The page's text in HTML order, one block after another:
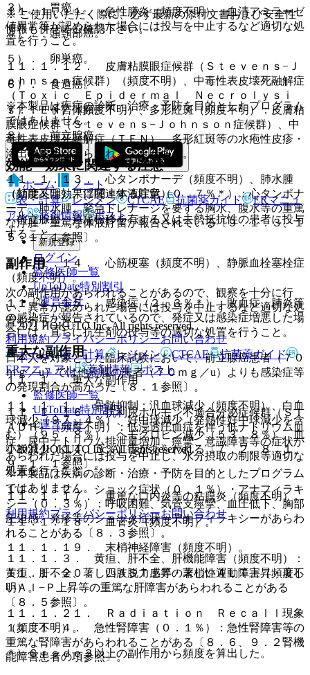
１１．１．１１． 急性膵炎（頻度不明）：血清アミラーゼ
値異常等が認められた場合には投与を中止するなど適切な処
置を行うこと。
１１．１．１２． 皮膚粘膜眼症候群（Ｓｔｅｖｅｎｓ−Ｊ
ｏｈｎｓｏｎ症候群）（頻度不明）、中毒性表皮壊死融解症
（Ｔｏｘｉｃ Ｅｐｉｄｅｒｍａｌ Ｎｅｃｒｏｌｙｓｉ
ｓ：ＴＥＮ）（頻度不明）、多形紅斑（頻度不明）：皮膚粘
膜眼症候群（Ｓｔｅｖｅｎｓ−Ｊｏｈｎｓｏｎ症候群）、中
毒性表皮壊死融解症（ＴＥＮ）、多形紅斑等の水疱性皮疹・
滲出性皮疹があらわれることがある。
１１．１．１３． 心タンポナーデ（頻度不明）、肺水腫
（頻度不明）、浮腫・体液貯留（０．７％＊）：心タンポナ
ーデ、肺水腫、緊急ドレナージを要する胸水、腹水等の重篤
な浮腫・重篤な体液貯留が報告されている〔９．１．３、１
５．１．１参照〕。
１１．１．１４． 心筋梗塞（頻度不明）、静脈血栓塞栓症
（頻度不明）。
１１．１．１５． 感染症（２．３％＊）：敗血症、肺炎等
の感染症が報告されているので、発症又は感染症増悪した場
合には、直ちに抗生剤の投与等の適切な処置を行うこと。
日本人を対象とした臨床試験において、前立腺癌患者（７０
ｍｇ／u）では他癌腫の患者（７０ｍｇ／u）よりも感染症等
の発現割合が高かった〔８．１参照〕。
１１．１．１６． 抗利尿ホルモン不適合分泌症候群（ＳＩ
ＡＤＨ）（頻度不明）：低浸透圧血症を伴う低ナトリウム血
症、尿中ナトリウム排泄量増加、痙攣、意識障害等の症状が
あらわれた場合には投与を中止し、水分摂取の制限等適切な
処置を行うこと。
１１．１．１７． 重篤な口内炎等の粘膜炎（頻度不明）。
１１．１．１８． 血管炎（頻度不明）。
１１．１．１９． 末梢神経障害（頻度不明）。
１１．１．２０． 四肢脱力感等の末梢性運動障害（頻度不
明）。
１１．１．２１． Ｒａｄｉａｔｉｏｎ Ｒｅｃａｌｌ現象
（頻度不明）。
＊）Ｇｒａｄｅ３以上の副作用から頻度を算出した。
３）． 胃癌。
４）． 頭頸部癌。
５）． 卵巣癌。
６）． 食道癌。
７）． 子宮体癌。
８）． 前立腺癌。
効能・効果に関連する注意
（効能又は効果に関連する注意）
〈前立腺癌〉遠隔転移を有する又は去勢抵抗性の患者に投与
すること。
副作用
次の副作用があらわれることがあるので、観察を十分に行
い、異常が認められた場合には投与を中止するなど適切な処
置を行うこと。
重大な副作用
１１．１． 重大な副作用
１１．１．１． 骨髄抑制：汎血球減少（頻度不明）、白血
球減少（９７．４％）、好中球減少（発熱性好中球減少を含
む）（９５．８％）、ヘモグロビン減少（５３．８％）、血
小板減少（１４．３％）等があらわれる〔７．２、８．１、
９．１．１参照〕。
１１．１．２． ショック症状（０．１％）・アナフィラキ
シー（０．３％）：呼吸困難、気管支痙攣、血圧低下、胸部
圧迫感、発疹等のショック症状・アナフィラキシーがあらわ
れることがある〔８．３参照〕。
１１．１．３． 黄疸、肝不全、肝機能障害（頻度不明）：
黄疸、肝不全、著しいＡＳＴ上昇・著しいＡＬＴ上昇・著し
いＡｌ−Ｐ上昇等の重篤な肝障害があらわれることがある
〔８．５参照〕。
１１．１．４． 急性腎障害（０．１％）：急性腎障害等の
重篤な腎障害があらわれることがある〔８．６、９．２腎機
能障害患者の項参照〕。
※ ご使用いただく際に、必ず最新の添付文書および安全性
情報も併せてご確認下さい。
※本製品は疾病の診断・治療・予防を目的としたプログラム
ではありません。
ホーム
ノート
表・計算
レジメン CTCAE 抗菌薬ガイド
ERマニュ
アル
薬剤情報 ポスト
新規登録
ログイン
監修医師一覧
UpToDate特別割引
運営会社
© 2021 HOKUTO Inc. All rights reserved.
利用規約プライバシーポリシーお問い合わせ
ホーム
表・計算 レジメン CTCAE
抗菌薬ガイド
ERマニュアル
薬剤情報 ポスト
監修医師一覧
UpToDate特別割引
運営会社
© 2021 HOKUTO Inc. All rights reserved.
※本製品は疾病の診断・治療・予防を目的としたプログラム
ではありません。
利用規約プライバシーポリシーお問い合わせ